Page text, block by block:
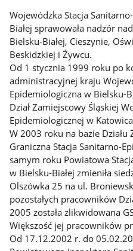
Wojewódzka Stacja
Białej sprawowała nadzór
Bielsku-Białej, Cieszynie,
Beskidzkiej i Żywcu.
Od 1 stycznia 1999 roku po
administracyjnej kraju
Epidemiologiczna w Bielsku-
Dział Zamiejscowy Śląskiej
Epidemiologicznej w
W 2003 roku na bazie Działu
Graniczna Stacja Sanitarno-
samym roku Powiatowa
w Bielsku-Białej zmieniła
Olszówka 25 na ul.
pozostałych pracowników
2005 została zlikwidowana
Większość jej pracowników
Od 17.12.2002 r. do